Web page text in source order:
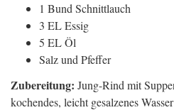
1 Bund Schnittlauch
3 EL Essig
5 EL Öl
Salz und Pfeffer
Zubereitung: Jung-Rind mit
kochendes, leicht gesalzenes